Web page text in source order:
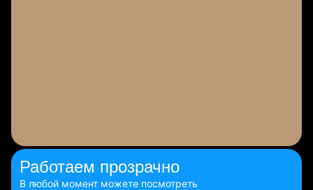
Работаем прозрачно
В любой момент можете посмотреть